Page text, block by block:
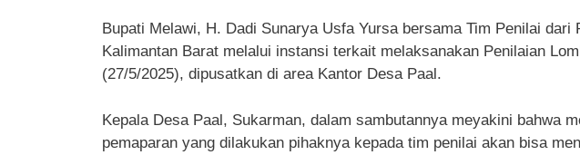
Bupati Melawi, H. Dadi Sunarya Usfa Yursa bersama Tim Penilai dari
Kalimantan Barat melalui instansi terkait melaksanakan Penilaian
(27/5/2025), dipusatkan di area Kantor Desa Paal.
Kepala Desa Paal, Sukarman, dalam sambutannya meyakini bahwa
pemaparan yang dilakukan pihaknya kepada tim penilai akan bisa